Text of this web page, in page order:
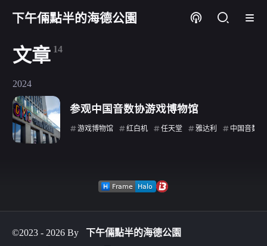
下午倆點半的海德公園
文章 14
2024
参观中国音数协游戏博物馆
游戏博物馆 红白机 任天堂 雅达利 中国音数
©2023 - 2026 By
下午倆點半的海德公園